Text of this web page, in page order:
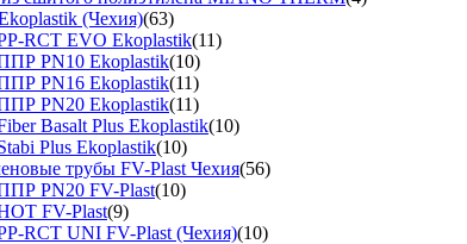
(Чехия)(63)
RCT EVO Ekoplastik(11)
PN10 Ekoplastik(10)
PN16 Ekoplastik(11)
PN20 Ekoplastik(11)
Basalt Plus Ekoplastik(10)
Plus Ekoplastik(10)
трубы FV-Plast Чехия(56)
PN20 FV-Plast(10)
FV-Plast(9)
RCT UNI FV-Plast (Чехия)(10)